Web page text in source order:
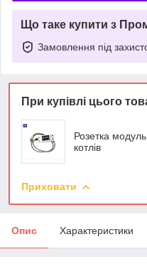
Що таке купити з
Замовлення під
При купівлі цього
Розетка
котлів
Приховати
Опис Характеристики